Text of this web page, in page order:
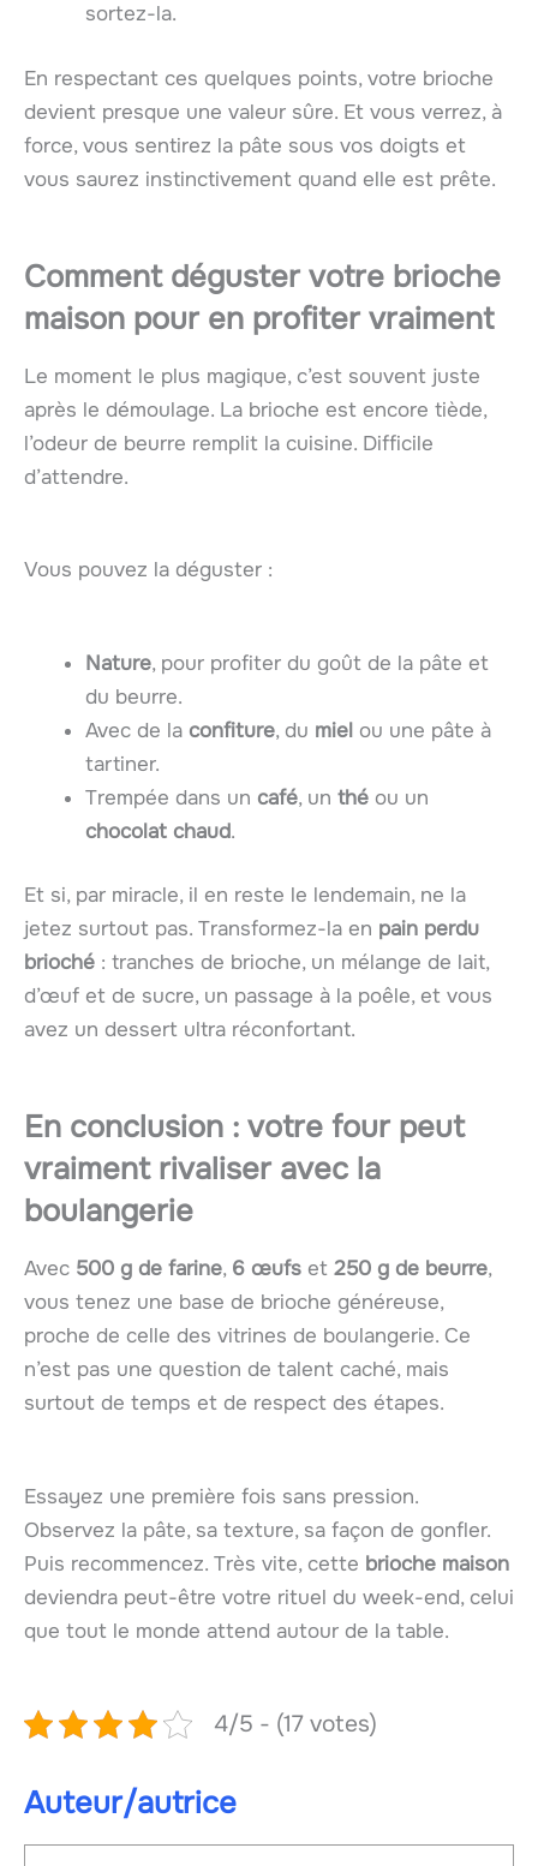
sortez-la.
En respectant ces quelques points, votre brioche
devient presque une valeur sûre. Et vous verrez, à
force, vous sentirez la pâte sous vos doigts et
vous saurez instinctivement quand elle est prête.
Comment déguster votre brioche
maison pour en profiter vraiment
Le moment le plus magique, c’est souvent juste
après le démoulage. La brioche est encore tiède,
l’odeur de beurre remplit la cuisine. Difficile
d’attendre.
Vous pouvez la déguster :
Nature, pour profiter du goût de la pâte et
du beurre.
Avec de la confiture, du miel ou une pâte à
tartiner.
Trempée dans un café, un thé ou un
chocolat chaud.
Et si, par miracle, il en reste le lendemain, ne la
jetez surtout pas. Transformez-la en pain perdu
brioché : tranches de brioche, un mélange de lait,
d’œuf et de sucre, un passage à la poêle, et vous
avez un dessert ultra réconfortant.
En conclusion : votre four peut
vraiment rivaliser avec la
boulangerie
Avec 500 g de farine, 6 œufs et 250 g de beurre,
vous tenez une base de brioche généreuse,
proche de celle des vitrines de boulangerie. Ce
n’est pas une question de talent caché, mais
surtout de temps et de respect des étapes.
Essayez une première fois sans pression.
Observez la pâte, sa texture, sa façon de gonfler.
Puis recommencez. Très vite, cette brioche maison
deviendra peut-être votre rituel du week-end, celui
que tout le monde attend autour de la table.
4/5 - (17 votes)
Auteur/autrice